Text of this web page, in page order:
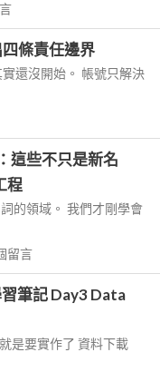
條責任邊界
還沒開始。 帳號只解決
這些不只是新名
程
的領域。 我們才剛學會
留言
筆記 Day3 Data
是要實作了 資料下載